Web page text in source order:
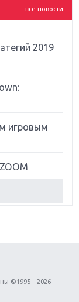
все новости
2019
игровым
©1995 – 2026